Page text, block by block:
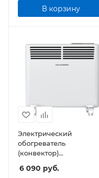
В корзину
Электрический
обогреватель
(конвектор)
KALASHNIKOV KVCH-
E10E-11 (электронное
6 090 руб.